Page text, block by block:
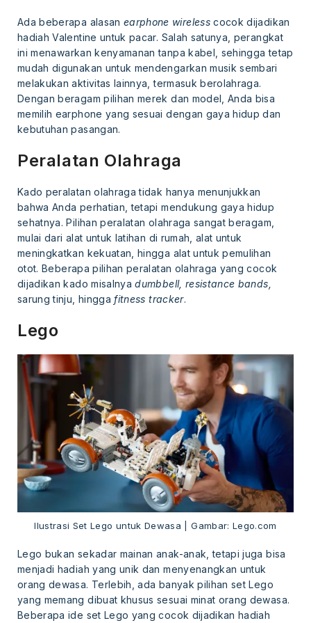
Ada beberapa alasan earphone wirelesscocok dijadikan
hadiah Valentine untuk pacar. Salah satunya, perangkat
ini menawarkan kenyamanan tanpa kabel, sehingga tetap
mudah digunakan untuk mendengarkan musik sembari
melakukan aktivitas lainnya, termasuk berolahraga.
Dengan beragam pilihan merek dan model, Anda bisa
memilih earphone yang sesuai dengan gaya hidup dan
kebutuhan pasangan.
Peralatan Olahraga
Kado peralatan olahraga tidak hanya menunjukkan
bahwa Anda perhatian, tetapi mendukung gaya hidup
sehatnya. Pilihan peralatan olahraga sangat beragam,
mulai dari alat untuk latihan di rumah, alat untuk
meningkatkan kekuatan, hingga alat untuk pemulihan
otot. Beberapa pilihan peralatan olahraga yang cocok
dijadikan kado misalnyadumbbell, resistance bands,
sarung tinju, hinggafitness tracker.
Lego
Ilustrasi Set Lego untuk Dewasa | Gambar: Lego.com
Lego bukan sekadar mainan anak-anak, tetapi juga bisa
menjadi hadiah yang unik dan menyenangkan untuk
orang dewasa. Terlebih, ada banyak pilihan set Lego
yang memang dibuat khusus sesuai minat orang dewasa.
Beberapa ide set Lego yang cocok dijadikan hadiah